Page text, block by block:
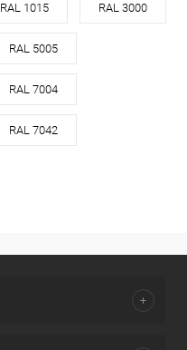
RAL 1015 RAL 3000
RAL 5005
RAL 7004
RAL 7042